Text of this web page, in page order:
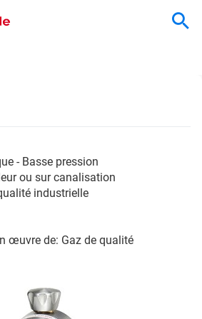
- Basse pression
ou sur canalisation
industrielle
œuvre de: Gaz de qualité